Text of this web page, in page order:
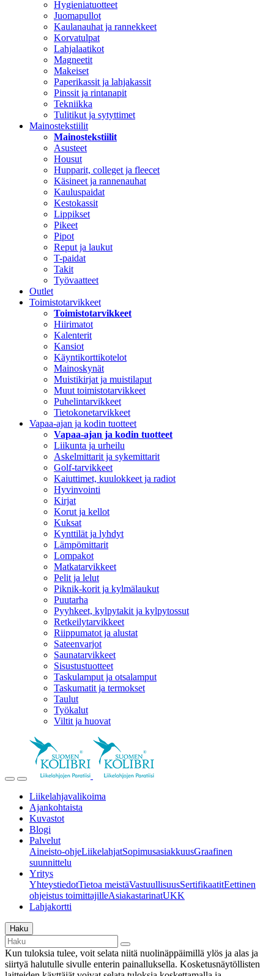
Hygieniatuotteet
Juomapullot
Kaulanauhat ja rannekkeet
Korvatulpat
Lahjalaatikot
Magneetit
Makeiset
Paperikassit ja lahjakassit
Pinssit ja rintanapit
Tekniikka
Tulitikut ja sytyttimet
Mainostekstiilit
Mainostekstiilit
Asusteet
Housut
Hupparit, colleget ja fleecet
Käsineet ja rannenauhat
Kauluspaidat
Kestokassit
Lippikset
Pikeet
Pipot
Reput ja laukut
T-paidat
Takit
Työvaatteet
Outlet
Toimistotarvikkeet
Toimistotarvikkeet
Hiirimatot
Kalenterit
Kansiot
Käyntikorttikotelot
Mainoskynät
Muistikirjat ja muistilaput
Muut toimistotarvikkeet
Puhelintarvikkeet
Tietokonetarvikkeet
Vapaa-ajan ja kodin tuotteet
Vapaa-ajan ja kodin tuotteet
Liikunta ja urheilu
Askelmittarit ja sykemittarit
Golf-tarvikkeet
Kaiuttimet, kuulokkeet ja radiot
Hyvinvointi
Kirjat
Korut ja kellot
Kuksat
Kynttilät ja lyhdyt
Lämpömittarit
Lompakot
Matkatarvikkeet
Pelit ja lelut
Piknik-korit ja kylmälaukut
Puutarha
Pyyhkeet, kylpytakit ja kylpytossut
Retkeilytarvikkeet
Riippumatot ja alustat
Sateenvarjot
Saunatarvikkeet
Sisustustuotteet
Taskulamput ja otsalamput
Taskumatit ja termokset
Taulut
Työkalut
Viltit ja huovat
Liikelahjavalikoima
Ajankohtaista
Kuvastot
Blogi
Palvelut
Aineisto-ohjeLiikelahjatSopimusasiakkuusGraafinen
suunnittelu
Yritys
YhteystiedotTietoa meistäVastuullisuusSertifikaatitEettinen
ohjeistus toimittajilleAsiakastarinatUKK
Lahjakortti
Haku
Kun tuloksia tulee, voit selata niitä nuolinäppäimillä ylös ja alas ja
siirtyä halutulle sivulle enterin painalluksella. Kosketusnäytöllisten